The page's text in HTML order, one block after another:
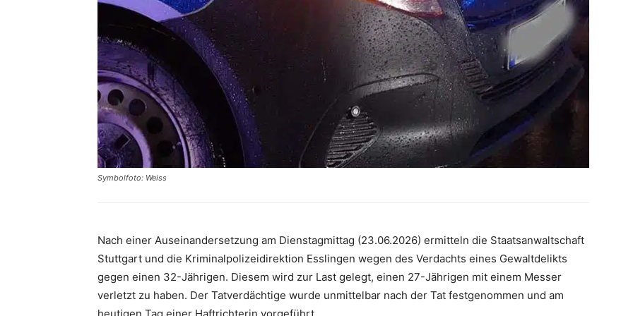
Symbolfoto: Weiss
Nach einer Auseinandersetzung am Dienstagmittag (23.06.2026) ermitteln die Staatsanwaltschaft
Stuttgart und die Kriminalpolizeidirektion Esslingen wegen des Verdachts eines Gewaltdelikts
gegen einen 32-Jährigen. Diesem wird zur Last gelegt, einen 27-Jährigen mit einem Messer
verletzt zu haben. Der Tatverdächtige wurde unmittelbar nach der Tat festgenommen und am